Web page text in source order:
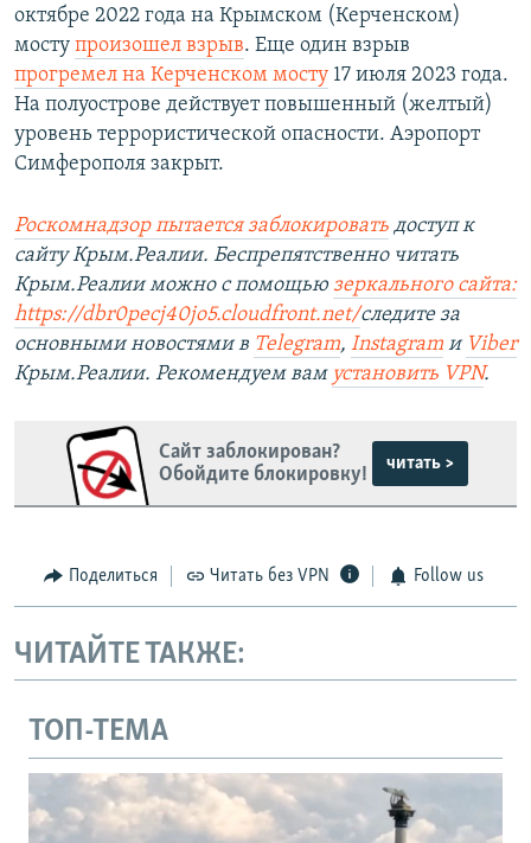
октябре 2022 года на Крымском (Керченском)
мосту произошел взрыв. Еще один взрыв
прогремел на Керченском мосту 17 июля 2023 года.
На полуострове действует повышенный (желтый)
уровень террористической опасности. Аэропорт
Симферополя закрыт.
Роскомнадзор пытается заблокировать доступ к
сайту Крым.Реалии. Беспрепятственно читать
Крым.Реалии можно с помощью зеркального сайта:
https://dbr0pecj40jo5.cloudfront.net/следите за
основными новостями в Telegram, Instagram и Viber
Крым.Реалии. Рекомендуем вам установить VPN.
Сайт заблокирован?
Обойдите блокировку!
читать >
Поделиться Читать без VPN Follow us
ЧИТАЙТЕ ТАКЖЕ:
ТОП-ТЕМА